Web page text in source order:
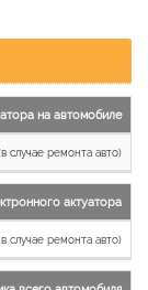
на автомобиле
случае ремонта авто)
актуатора
случае ремонта авто)